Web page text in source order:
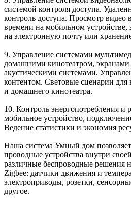
системой контроля доступа.
контроль доступа. Просмотр видео
времени на мобильном устройстве,
на электронную почту или
9. Управление системами
домашними кинотеатром, экранами
акустическими системами.
контентом. Световые сценарии для
и домашнего кинотеатра.
10. Контроль энергопотребления и
мобильное устройство,
Ведение статистики и экономия
Наша система Умный дом позволяет
проводные устройства внутри
различные беспроводные решения
Zigbee: датчики движения и
электроприводы, розетки,
другое.